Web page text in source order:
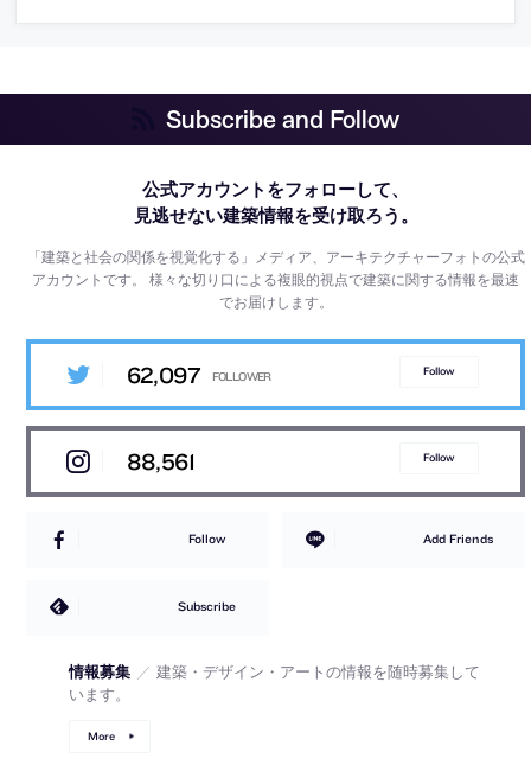
Subscribe and Follow
公式アカウントをフォローして、
見逃せない建築情報を受け取ろう。
「建築と社会の関係を視覚化する」メディア、アーキテクチャーフォトの公式
アカウントです。様々な切り口による複眼的視点で建築に関する情報を最速
でお届けします。
62,097 Follow
88,561 Follow
Follow Add Friends
Subscribe
情報募集 ／ 建築・デザイン・アートの情報を随時募集して
います。
More